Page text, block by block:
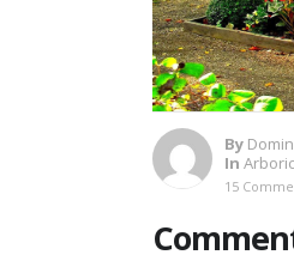
By
In
15